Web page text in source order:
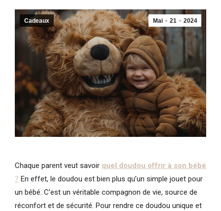
Mai 21 2024
Cadeaux
Chaque parent veut savoir quel doudou offrir à son bébé
? En effet, le doudou est bien plus qu’un simple jouet pour
un bébé. C’est un véritable compagnon de vie, source de
réconfort et de sécurité. Pour rendre ce doudou unique et